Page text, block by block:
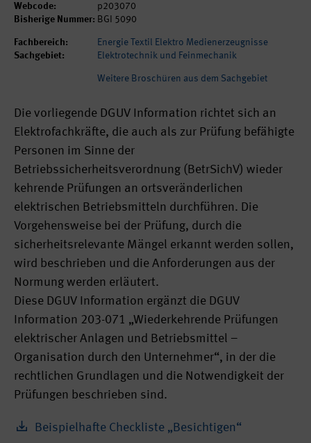
Webcode:
p203070
Bisherige Nummer: BGI 5090
Fachbereich:
Energie Textil Elektro Medienerzeugnisse
Sachgebiet:
Elektrotechnik und Feinmechanik
Weitere Broschüren aus dem Sachgebiet
Die vorliegende DGUV Information richtet sich an
Elektrofachkräfte, die auch als zur Prüfung befähigte
Personen im Sinne der
Betriebssicherheitsverordnung (BetrSichV) wieder
kehrende Prüfungen an ortsveränderlichen
elektrischen Betriebsmitteln durchführen. Die
Vorgehensweise bei der Prüfung, durch die
sicherheitsrelevante Mängel erkannt werden sollen,
wird beschrieben und die Anforderungen aus der
Normung werden erläutert.
Diese DGUV Information ergänzt die DGUV
Information 203-071 „Wiederkehrende Prüfungen
elektrischer Anlagen und Betriebsmittel –
Organisation durch den Unternehmer“, in der die
rechtlichen Grundlagen und die Notwendigkeit der
Prüfungen beschrieben sind.
Beispielhafte Checkliste „Besichtigen“